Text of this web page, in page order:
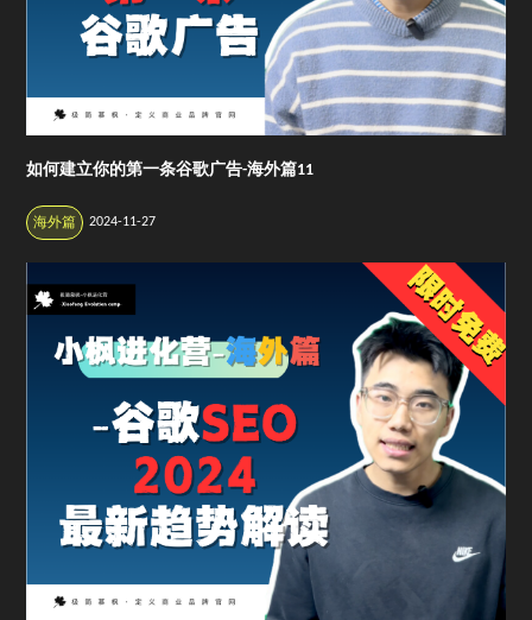
如何建立你的第一条谷歌广告-海外篇11
海外篇 2024-11-27